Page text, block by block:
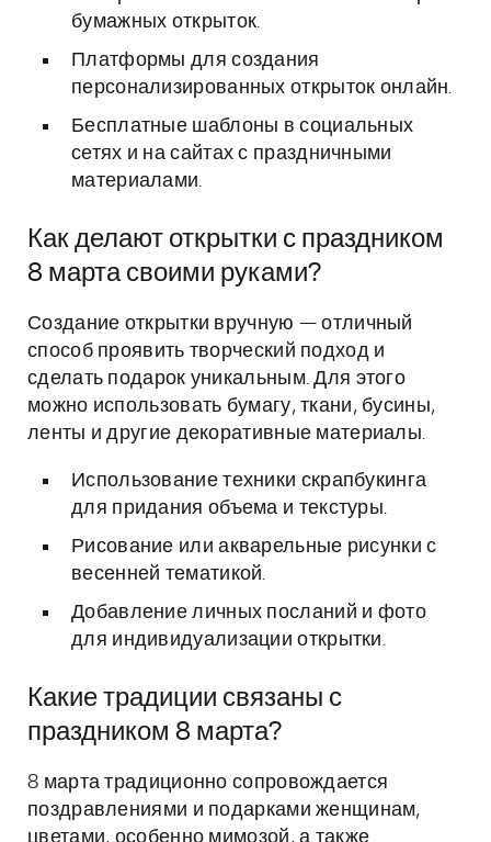
бумажных открыток.
Платформы для создания
персонализированных открыток онлайн.
Бесплатные шаблоны в социальных
сетях и на сайтах с праздничными
материалами.
Как делают открытки с праздником
8 марта своими руками?
Создание открытки вручную — отличный
способ проявить творческий подход и
сделать подарок уникальным. Для этого
можно использовать бумагу, ткани, бусины,
ленты и другие декоративные материалы.
Использование техники скрапбукинга
для придания объема и текстуры.
Рисование или акварельные рисунки с
весенней тематикой.
Добавление личных посланий и фото
для индивидуализации открытки.
Какие традиции связаны с
праздником 8 марта?
8 марта традиционно сопровождается
поздравлениями и подарками женщинам,
цветами, особенно мимозой, а также